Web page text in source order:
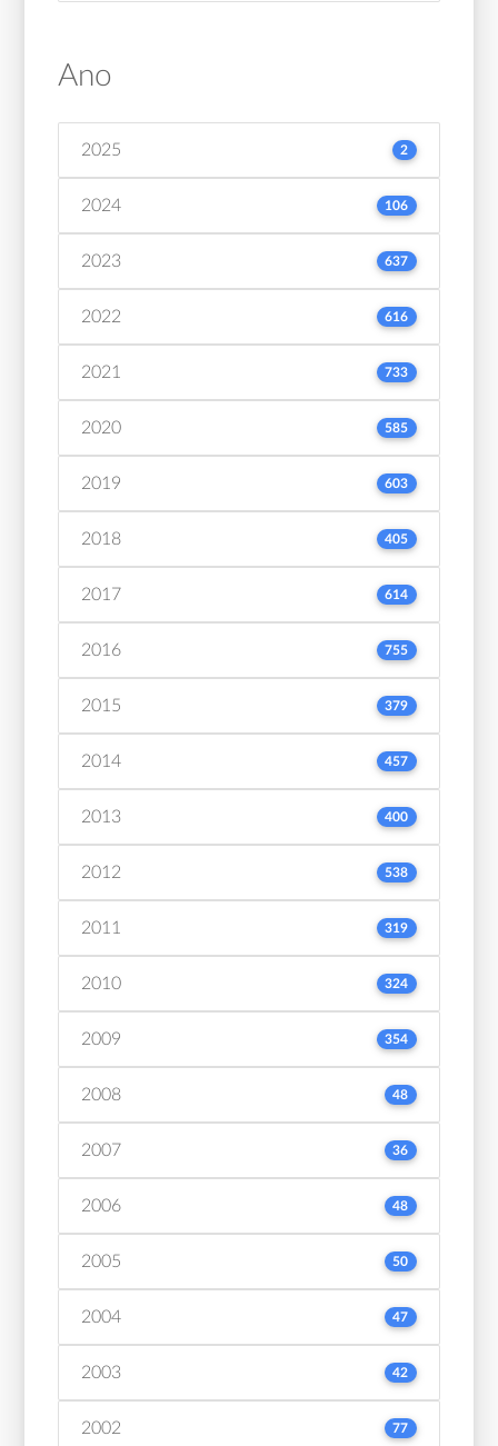
Ano
2025 2
2024 106
2023 637
2022 616
2021 733
2020 585
2019 603
2018 405
2017 614
2016 755
2015 379
2014 457
2013 400
2012 538
2011 319
2010 324
2009 354
2008 48
2007 36
2006 48
2005 50
2004 47
2003 42
2002 77